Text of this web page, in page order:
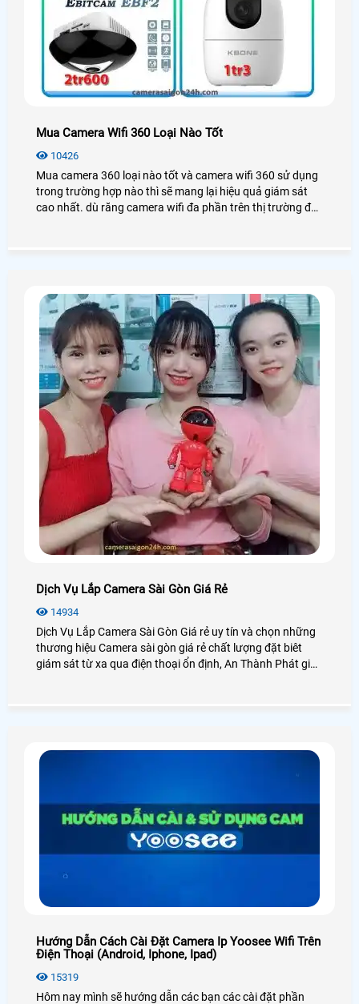
Mua Camera Wifi 360 Loại Nào Tốt
10426
Mua camera 360 loại nào tốt và camera wifi 360 sử dụng
trong trường hợp nào thì sẽ mang lại hiệu quả giám sát
cao nhất. dù răng camera wifi đa phần trên thị trường đều
Dịch Vụ Lắp Camera Sài Gòn Giá Rẻ
14934
Dịch Vụ Lắp Camera Sài Gòn Giá rẻ uy tín và chọn những
thương hiệu Camera sài gòn giá rẻ chất lượng đặt biêt
giám sát từ xa qua điện thoại ổn định, An Thành Phát giới
Hướng Dẫn Cách Cài Đặt Camera Ip Yoosee Wifi Trên
Điện Thoại (Android, Iphone, Ipad)
15319
Hôm nay mình sẽ hướng dẫn các bạn các cài đặt phần